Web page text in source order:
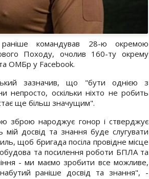
раніше командував 28-ю окремою
Походу, очолив 160-ту окрему
ОМБр у Facebook.
зазначив, що "бути однією з
непросто, оскільки ніхто не робить
ще більш значущим".
зброю народжує гонор і стверджує
досвід та знання буде слугувати
щоб бригада посіла провідне місце
та посилення роботи БПЛА та
- ми маємо зробити все можливе,
раніше досвід та знання", -